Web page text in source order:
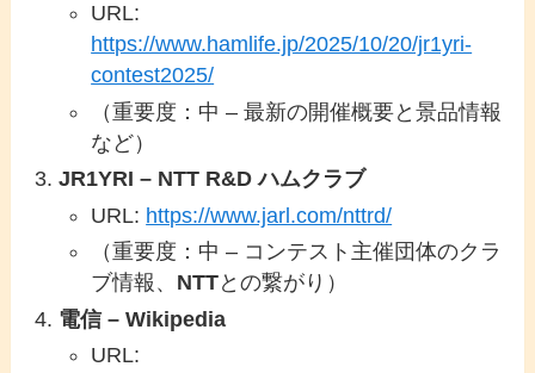
URL:
https://www.hamlife.jp/2025/10/20/jr1yri-
contest2025/
（重要度：中 – 最新の開催概要と景品情報
など）
JR1YRI – NTT R&D ハムクラブ
URL: https://www.jarl.com/nttrd/
（重要度：中 – コンテスト主催団体のクラ
ブ情報、 NTTとの繋がり）
電信 – Wikipedia
URL: